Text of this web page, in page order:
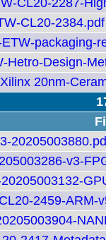
CL20-2287-
CL20-2384.pdf
packaging-
Hetro-Design-
20nm-
v3-
2459-ARM-